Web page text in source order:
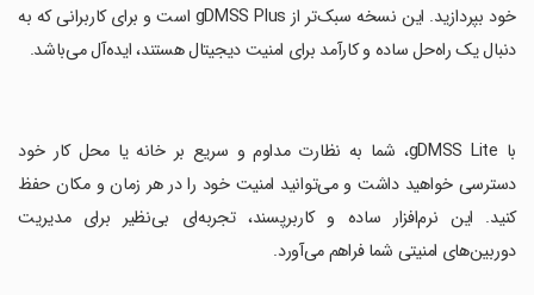
خود بپردازید. این نسخه سبک‌تر از gDMSS Plus است و برای کاربرانی که به
دنبال یک راه‌حل ساده و کارآمد برای امنیت دیجیتال هستند، ایده‌آل می‌باشد.
‏با gDMSS Lite، شما به نظارت مداوم و سریع بر خانه یا محل کار خود
دسترسی خواهید داشت و می‌توانید امنیت خود را در هر زمان و مکان حفظ
کنید. این نرم‌افزار ساده و کاربرپسند، تجربه‌ای بی‌نظیر برای مدیریت
دوربین‌های امنیتی شما فراهم می‌آورد.